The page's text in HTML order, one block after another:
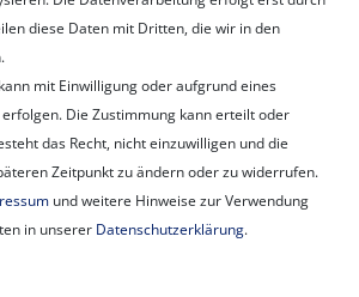
diese Daten mit Dritten, die wir in den
mit Einwilligung oder aufgrund eines
Die Zustimmung kann erteilt oder
das Recht, nicht einzuwilligen und die
Zeitpunkt zu ändern oder zu widerrufen.
und weitere Hinweise zur Verwendung
in unserer Daten­schutz­erklärung.